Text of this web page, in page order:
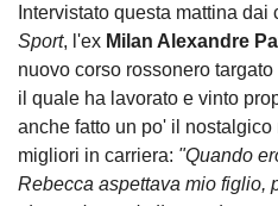
Intervistato questa mattina dai
Sport, l'ex Milan Alexandre
nuovo corso rossonero targato
il quale ha lavorato e vinto
anche fatto un po' il
migliori in carriera: "Quando
Rebecca aspettava mio figlio,